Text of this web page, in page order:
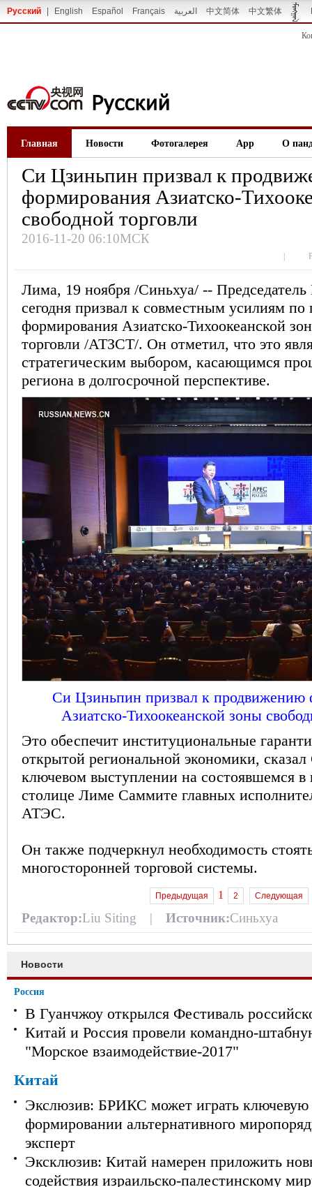
Русский English Español Français العربية 中文简体 中文繁体
Главная Новости Фотогалерея App О
Си Цзиньпин призвал к
формирования Азиатско-
свободной торговли
2016-11-20 06:10МСК
Лима, 19 ноября /Синьхуа/ --
сегодня призвал к совместным усилиям
формирования Азиатско-Тихоокеанской
торговли /АТЗСТ/. Он отметил, что это
стратегическим выбором, касающимся
региона в долгосрочной перспективе.
Си Цзиньпин призвал к продвижению
Азиатско-Тихоокеанской зоны
Это обеспечит институциональные
открытой региональной экономики,
ключевом выступлении на состоявшемся в
столице Лиме Саммите главных
АТЭС.
Он также подчеркнул необходимость
многосторонней торговой системы.
Предыдущая 1 2 Следующая
Редактор:Liu Siting | Источник:Синьхуа
Новости
Россия
В Гуанчжоу открылся Фестиваль
Китай и Россия провели командно-
"Морское взаимодействие-2017"
Китай
Экслюзив: БРИКС может играть ключевую
формировании альтернативного
эксперт
Эксклюзив: Китай намерен приложить
содействия израильско-палестинскому